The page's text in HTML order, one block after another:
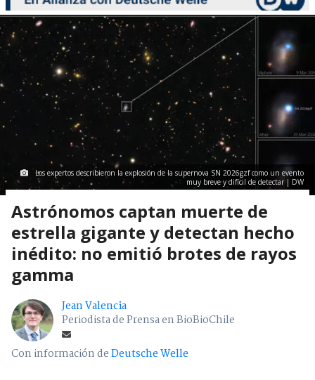
Los expertos describieron la explosión de la supernova SN 2026gzf como un evento
muy breve y difícil de detectar | DW
Astrónomos captan muerte de
estrella gigante y detectan hecho
inédito: no emitió brotes de rayos
gamma
Jean Valencia
Periodista de Prensa en BioBioChile
Con información deDeutsche Welle